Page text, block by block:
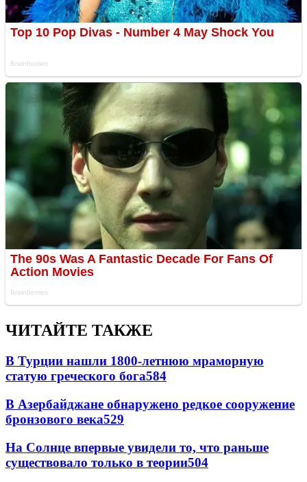
ЧИТАЙТЕ ТАКЖЕ
В Турции нашли 1800-летнюю мраморную
статую греческого бога584
В Азербайджане обнаружено редкое сооружение
бронзового века529
На Солнце впервые увидели то, что раньше
существовало только в теории504